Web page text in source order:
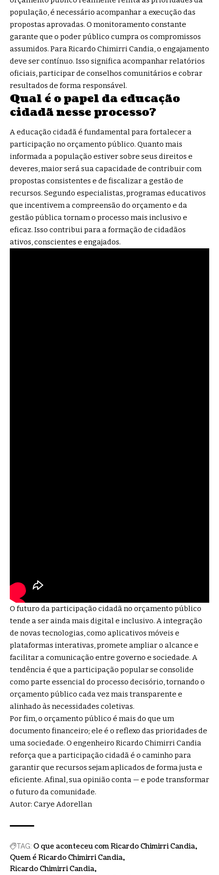
população, é necessário acompanhar a execução das
propostas aprovadas. O monitoramento constante
garante que o poder público cumpra os compromissos
assumidos. Para Ricardo Chimirri Candia, o engajamento
deve ser contínuo. Isso significa acompanhar relatórios
oficiais, participar de conselhos comunitários e cobrar
resultados de forma responsável.
Qual é o papel da educação
cidadã nesse processo?
A educação cidadã é fundamental para fortalecer a
participação no orçamento público. Quanto mais
informada a população estiver sobre seus direitos e
deveres, maior será sua capacidade de contribuir com
propostas consistentes e de fiscalizar a gestão de
recursos. Segundo especialistas, programas educativos
que incentivem a compreensão do orçamento e da
gestão pública tornam o processo mais inclusivo e
eficaz. Isso contribui para a formação de cidadãos
ativos, conscientes e engajados.
O futuro da participação cidadã no orçamento público
tende a ser ainda mais digital e inclusivo. A integração
de novas tecnologias, como aplicativos móveis e
plataformas interativas, promete ampliar o alcance e
facilitar a comunicação entre governo e sociedade. A
tendência é que a participação popular se consolide
como parte essencial do processo decisório, tornando o
orçamento público cada vez mais transparente e
alinhado às necessidades coletivas.
Por fim, o orçamento público é mais do que um
documento financeiro; ele é o reflexo das prioridades de
uma sociedade. O engenheiro Ricardo Chimirri Candia
reforça que a participação cidadã é o caminho para
garantir que recursos sejam aplicados de forma justa e
eficiente. Afinal, sua opinião conta — e pode transformar
o futuro da comunidade.
Autor: Carye Adorellan
TAG: O que aconteceu com Ricardo Chimirri Candia
Quem é Ricardo Chimirri Candia
Ricardo Chimirri Candia